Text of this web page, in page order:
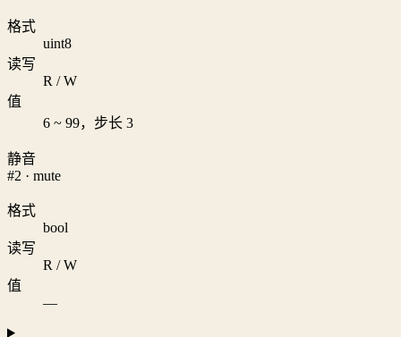
格式
uint8
读写
R / W
值
6 ~ 99，步长 3
静音
#2 · mute
格式
bool
读写
R / W
值
—